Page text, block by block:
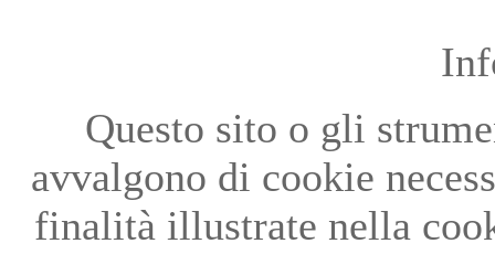
Questo sito o gli
avvalgono di cookie
finalità illustrate nella